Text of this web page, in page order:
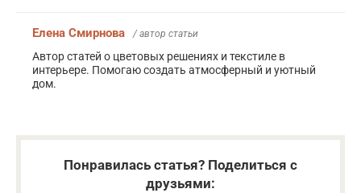
Елена Смирнова / автор статьи
Автор статей о цветовых решениях и текстиле в
интерьере. Помогаю создать атмосферный и уютный
дом.
Понравилась статья? Поделиться с
друзьями: